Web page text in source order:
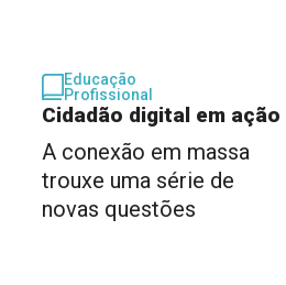
Educação
Profissional
Cidadão digital em ação
A conexão em massa
trouxe uma série de
novas questões